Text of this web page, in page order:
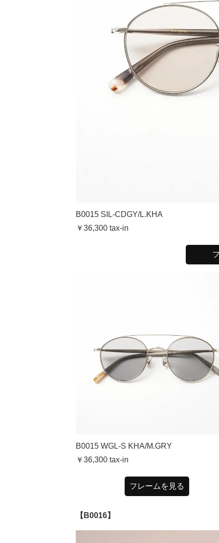
B0015 SIL-CDGY/L.KHA
￥36,300 tax-in
B0015 WGL-S KHA/M.GRY
￥36,300 tax-in
フレームを見る
【B0016】